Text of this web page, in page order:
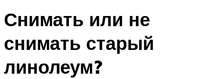
Снимать или не
снимать старый
линолеум?